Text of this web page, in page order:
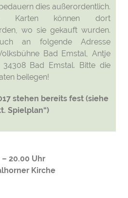
dies außerordentlich.
Karten können dort
wo sie gekauft wurden.
an folgende Adresse
Bad Emstal, Antje
34308 Bad Emstal. Bitte die
beilegen!
stehen bereits fest (siehe
Spielplan“)
– 20.00 Uhr
Kirche